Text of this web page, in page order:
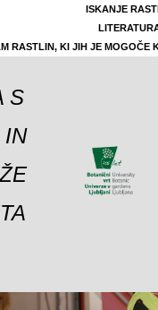
ISKANJE
RASTLIN, KI JIH JE MOGOČE
S
IN